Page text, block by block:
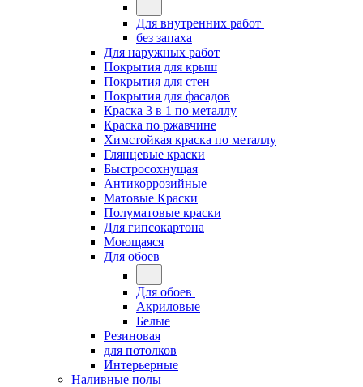
Для внутренних работ
без запаха
Для наружных работ
Покрытия для крыш
Покрытия для стен
Покрытия для фасадов
Краска 3 в 1 по металлу
Краска по ржавчине
Химстойкая краска по металлу
Глянцевые краски
Быстросохнущая
Антикоррозийные
Матовые Краски
Полуматовые краски
Для гипсокартона
Моющаяся
Для обоев
Для обоев
Акриловые
Белые
Резиновая
для потолков
Интерьерные
Наливные полы